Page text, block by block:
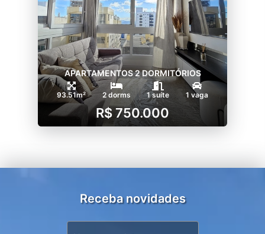
APARTAMENTOS 2 DORMITÓRIOS
93.51m² 2 dorms 1 suíte 1 vaga
R$ 750.000
Receba novidades